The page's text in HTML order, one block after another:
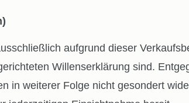
aufgrund dieser
Willenserklärung sind.
in weiterer Folge nicht gesondert